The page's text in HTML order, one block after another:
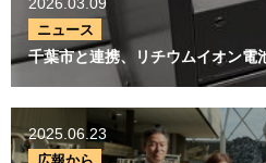
2026.03.09
ニュース
千葉市と連携、リチウムイオン電
2025.06.23
広報から